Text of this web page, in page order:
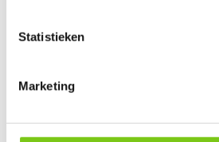
Statistieken
Marketing